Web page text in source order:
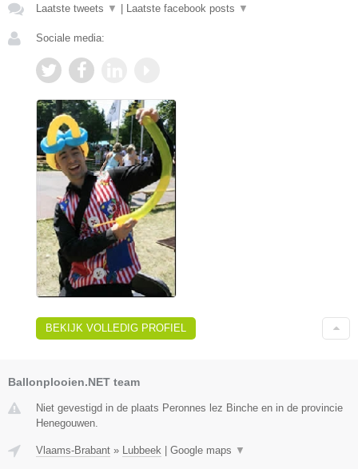
Laatste tweets ▼ Laatste facebook posts ▼
Sociale media:
BEKIJK VOLLEDIG PROFIEL
Ballonplooien.NET team
Niet gevestigd in de plaats Peronnes lez Binche en in de provincie
Henegouwen.
Vlaams-Brabant » Lubbeek Google maps ▼